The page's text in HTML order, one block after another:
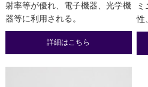
射率等が優れ、電子機器、光学機
器等に利用される。
詳細はこちら
性